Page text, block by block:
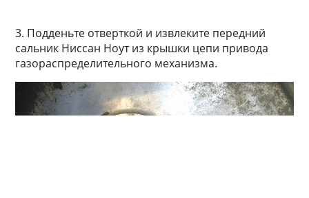
3. Подденьте отверткой и извлеките передний
сальник Ниссан Ноут из крышки цепи привода
газораспределительного механизма.